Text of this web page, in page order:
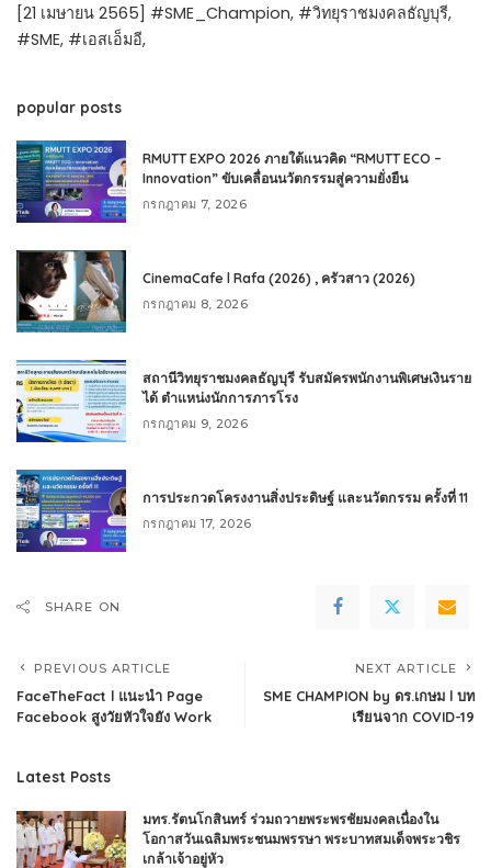
[21 เมษายน 2565] #SME_Champion, #วิทยุราชมงคลธัญบุรี,
#SME, #เอสเอ็มอี,
popular posts
RMUTT EXPO 2026 ภายใต้แนวคิด “RMUTT ECO –
Innovation” ขับเคลื่อนนวัตกรรมสู่ความยั่งยืน
กรกฎาคม 7, 2026
CinemaCafe l Rafa (2026) , ครัวสาว (2026)
กรกฎาคม 8, 2026
สถานีวิทยุราชมงคลธัญบุรี รับสมัครพนักงานพิเศษเงินราย
ได้ ตำแหน่งนักการภารโรง
กรกฎาคม 9, 2026
การประกวดโครงงานสิ่งประดิษฐ์ และนวัตกรรม ครั้งที่ 11
กรกฎาคม 17, 2026
SHARE ON
PREVIOUS ARTICLE
FaceTheFact l แนะนำ Page
Facebook สูงวัยหัวใจยัง Work
NEXT ARTICLE
SME CHAMPION by ดร.เกษม l บท
เรียนจาก COVID-19
Latest Posts
มทร.รัตนโกสินทร์ ร่วมถวายพระพรชัยมงคลเนื่องใน
โอกาสวันเฉลิมพระชนมพรรษา พระบาทสมเด็จพระวชิร
เกล้าเจ้าอยู่หัว